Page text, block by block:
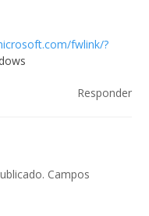
fwlink/?
Responder
Campos